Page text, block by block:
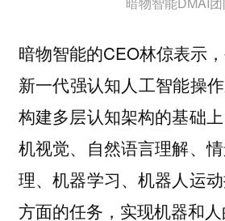
暗物智能的CEO林倞表示
新一代强认知人工智能操
构建多层认知架构的基础
机视觉、自然语言理解、
理、机器学习、机器人运
方面的任务，实现机器和人